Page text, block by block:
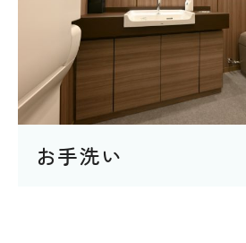
お手洗い